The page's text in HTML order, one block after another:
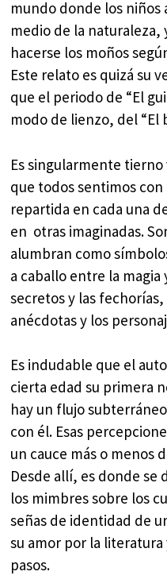
mundo donde los niños
medio de la naturaleza,
hacerse los moños
Este relato es quizá su
que el periodo de “El
modo de lienzo, del “El
Es singularmente
que todos sentimos
repartida en cada una
en otras imaginadas.
alumbran como
a caballo entre la magia
secretos y las
anécdotas y los
Es indudable que el
cierta edad su primera
hay un flujo
con él. Esas
un cauce más o menos
Desde allí, es donde se
los mimbres sobre los
señas de identidad de
su amor por la
pasos.